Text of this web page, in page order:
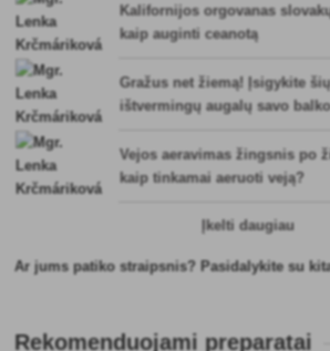
Kalifornijos orgovanas
kaip auginti ceanotą
Gražus net žiemą! Įsigykite šių
ištvermingų augalų savo
Vejos aeravimas žingsnis po
kaip tinkamai aeruoti veją?
Įkelti daugiau
Ar jums patiko straipsnis? Pasidalykite su
Rekomenduojami preparatai